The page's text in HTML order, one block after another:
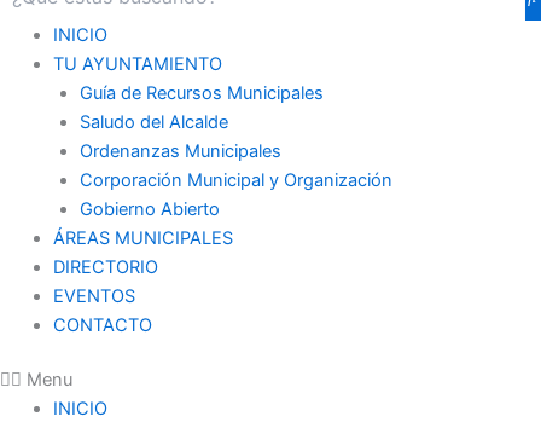
INICIO
TU AYUNTAMIENTO
Guía de Recursos Municipales
Saludo del Alcalde
Ordenanzas Municipales
Corporación Municipal y Organización
Gobierno Abierto
ÁREAS MUNICIPALES
DIRECTORIO
EVENTOS
CONTACTO
Menu
INICIO